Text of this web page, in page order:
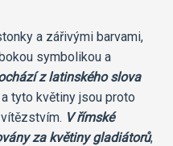
a zářivými barvami,
symbolikou a
z latinského slova
a tyto květiny jsou proto
V římské
za květiny gladiátorů,